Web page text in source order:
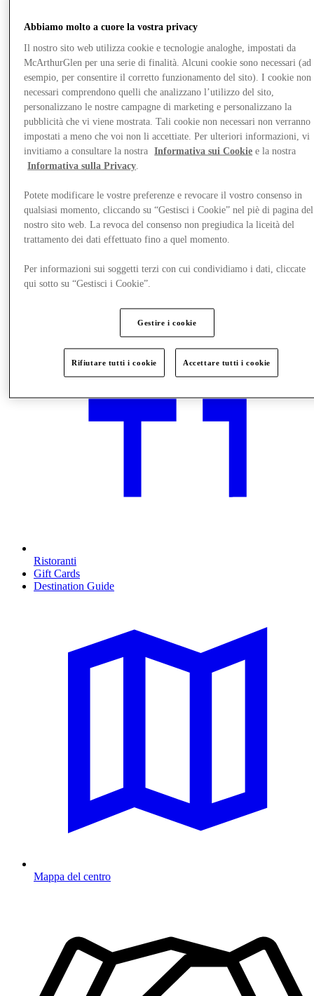
Novità
Ristoranti
Gift Cards
Destination Guide
Mappa del centro
Abbiamo molto a cuore la vostra privacy
Il nostro sito web utilizza cookie e tecnologie analoghe, impostati da
McArthurGlen per una serie di finalità. Alcuni cookie sono necessari (ad
esempio, per consentire il corretto funzionamento del sito). I cookie non
necessari comprendono quelli che analizzano l’utilizzo del sito,
personalizzano le nostre campagne di marketing e personalizzano la
pubblicità che vi viene mostrata. Tali cookie non necessari non verranno
impostati a meno che voi non li accettiate. Per ulteriori informazioni, vi
invitiamo a consultare la nostra
Informativa sui Cookie e la nostra
Informativa sulla Privacy
Potete modificare le vostre preferenze e revocare il vostro consenso in
qualsiasi momento, cliccando su “Gestisci i Cookie” nel piè di pagina del
nostro sito web. La revoca del consenso non pregiudica la liceità del
trattamento dei dati effettuato fino a quel momento.
Per informazioni sui soggetti terzi con cui condividiamo i dati, cliccate
qui sotto su “Gestisci i Cookie”.
Gestire i cookie
Rifiutare tutti i cookie Accettare tutti i cookie